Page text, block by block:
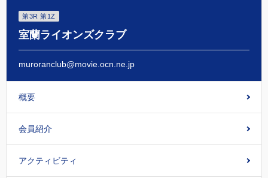
第3R 第1Z
室蘭ライオンズクラブ
muroranclub@movie.ocn.ne.jp
概要
会員紹介
アクティビティ